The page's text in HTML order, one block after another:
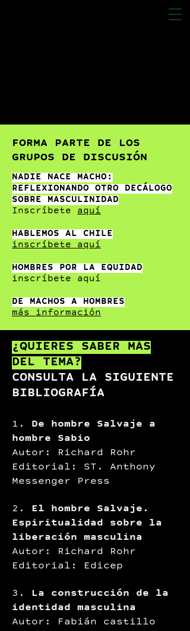
FORMA PARTE DE LOS
GRUPOS DE DISCUSIÓN
NADIE NACE MACHO:
REFLEXIONANDO OTRO DECÁLOGO
SOBRE MASCULINIDAD
Inscríbete aquí
HABLEMOS AL CHILE
inscríbete aquí
HOMBRES POR LA EQUIDAD
inscríbete aquí
DE MACHOS A HOMBRES
más información
¿QUIERES SABER MÁS
DEL TEMA?
CONSULTA LA SIGUIENTE
BIBLIOGRAFÍA
1. De hombre Salvaje a
hombre Sabio
Autor: Richard Rohr
Editorial: ST. Anthony
Messenger Press
2. El hombre Salvaje.
Espiritualidad sobre la
liberación masculina
Autor: Richard Rohr
Editorial: Edicep
3. La construcción de la
identidad masculina
Autor: Fabián castillo